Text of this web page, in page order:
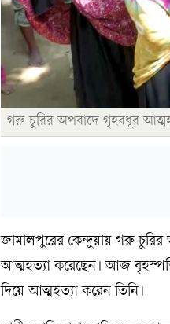
গরু চুরির অপবাদে গৃহবধূর
জামালপুরের কেন্দুয়ায় গরু
আত্মহত্যা করেছেন। আজ
দিয়ে আত্মহত্যা করেন তিনি।